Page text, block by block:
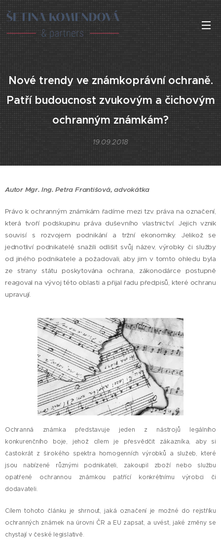
Nové trendy ve známkoprávní ochraně.
Patří budoucnost zvukovým a čichovým
ochranným známkám?
19.09.2018
Autor Mgr. Ing. Petra Františová, advokátka
Právo k ochranným známkám řadíme mezi tzv. práva na označení,
která tvoří podskupinu práva duševního vlastnictví. Jejich vznik
souvisí s rozvojem podnikání a tržní ekonomiky. Jelikož se
jednotliví podnikatelé snažili odlišit svůj název, výrobky či služby
od jiného podnikatele a požadovali, aby jim v tomto ohledu byla
ze strany státu poskytována ochrana, zákonodárce postupně
reagoval na vývoj této oblasti a přijal řadu předpisů, které ochranu
upravují.
Ochranná známka představuje jeden z nástrojů legálního
konkurenčního boje, jehož cílem je přesvědčit zákazníka, aby si
častokrát z širokého spektra homogenních výrobků a služeb, které
jsou nabízené různými podnikateli, zakoupil zboží nebo službu
opatřené ochrannou známkou patřící konkrétnímu výrobci či
dodavateli.
Cílem tohoto článku je shrnout, jaká označení je možné do rejstříku
ochranných známek na úrovni ČR a EU zapsat, a uvést, jaké změny se
chystají v české legislativě.